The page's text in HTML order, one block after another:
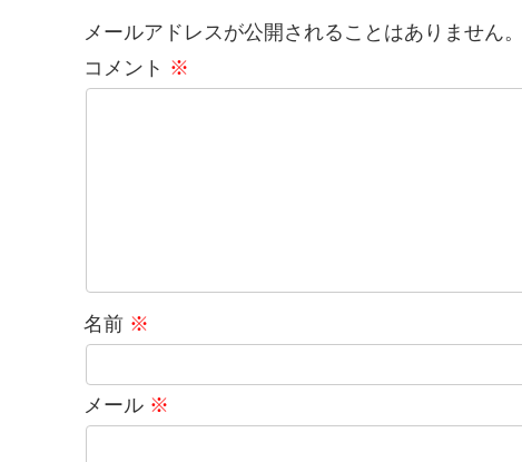
メールアドレスが公開されることはありません。
コメント ※
名前 ※
メール ※